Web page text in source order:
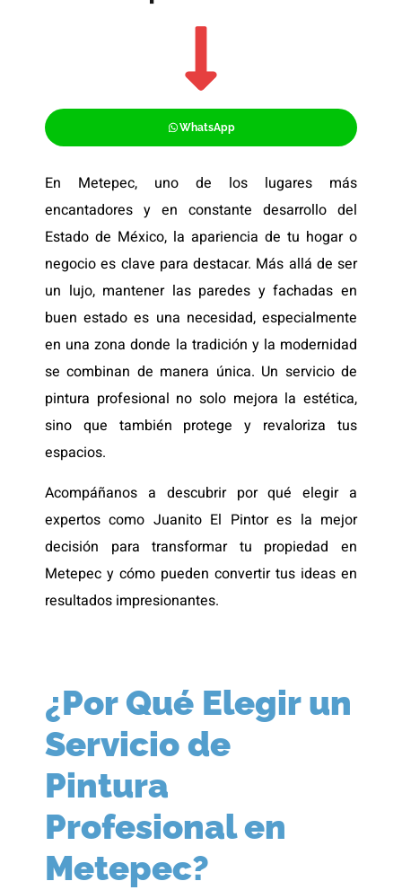
WhatsApp
En Metepec, uno de los lugares más
encantadores y en constante desarrollo del
Estado de México, la apariencia de tu hogar o
negocio es clave para destacar. Más allá de ser
un lujo, mantener las paredes y fachadas en
buen estado es una necesidad, especialmente
en una zona donde la tradición y la modernidad
se combinan de manera única. Un servicio de
pintura profesional no solo mejora la estética,
sino que también protege y revaloriza tus
espacios.
Acompáñanos a descubrir por qué elegir a
expertos como Juanito El Pintor es la mejor
decisión para transformar tu propiedad en
Metepec y cómo pueden convertir tus ideas en
resultados impresionantes.
¿Por Qué Elegir un
Servicio de
Pintura
Profesional en
Metepec?